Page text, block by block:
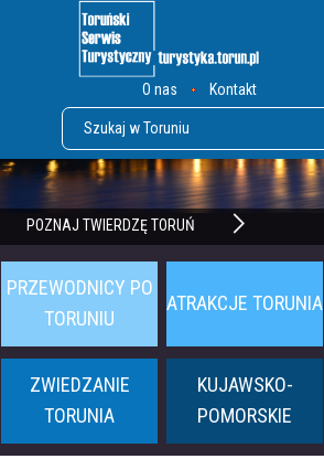
O nas Kontakt
POZNAJ TWIERDZĘ TORUŃ
PRZEWODNICY PO
TORUNIU
ATRAKCJE TORUNIA
ZWIEDZANIE
TORUNIA
KUJAWSKO-
POMORSKIE